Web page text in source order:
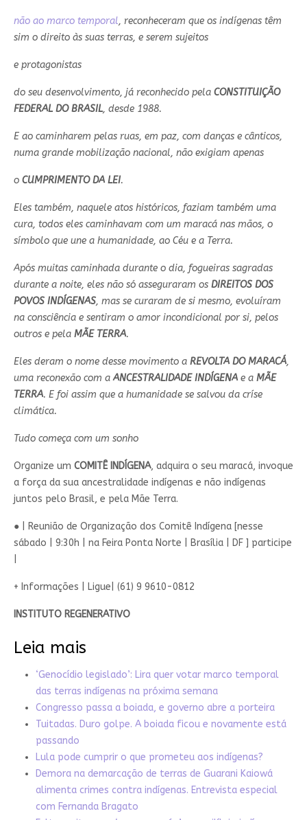
não ao marco temporal, reconheceram que os indígenas têm
sim o direito às suas terras, e serem sujeitos
e protagonistas
do seu desenvolvimento, já reconhecido pela CONSTITUIÇÃO
FEDERAL DO BRASIL, desde 1988.
E ao caminharem pelas ruas, em paz, com danças e cânticos,
numa grande mobilização nacional, não exigiam apenas
o CUMPRIMENTO DA LEI.
Eles também, naquele atos históricos, faziam também uma
cura, todos eles caminhavam com um maracá nas mãos, o
símbolo que une a humanidade, ao Céu e a Terra.
Após muitas caminhada durante o dia, fogueiras sagradas
durante a noite, eles não só asseguraram os DIREITOS DOS
POVOS INDÍGENAS, mas se curaram de si mesmo, evoluíram
na consciência e sentiram o amor incondicional por si, pelos
outros e pela MÃE TERRA.
Eles deram o nome desse movimento a REVOLTA DO MARACÁ,
uma reconexão com aANCESTRALIDADE INDÍGENAe a MÃE
TERRA. E foi assim que a humanidade se salvou da críse
climática.
Tudo começa com um sonho
Organize um COMITÊ INDÍGENA, adquira o seu maracá, invoque
a força da sua ancestralidade indígenas e não indígenas
juntos pelo Brasil, e pela Mãe Terra.
● | Reunião de Organização dos Comitê Indígena [nesse
sábado | 9:30h | na Feira Ponta Norte | Brasília | DF ] participe
+ Informações | Ligue| (61) 9 9610-0812
INSTITUTO REGENERATIVO
Leia mais
‘Genocídio legislado’: Lira quer votar marco temporal
das terras indígenas na próxima semana
Congresso passa a boiada, e governo abre a porteira
Tuitadas. Duro golpe. A boiada ficou e novamente está
passando
Lula pode cumprir o que prometeu aos indígenas?
Demora na demarcação de terras de Guarani Kaiowá
alimenta crimes contra indígenas. Entrevista especial
com Fernanda Bragato